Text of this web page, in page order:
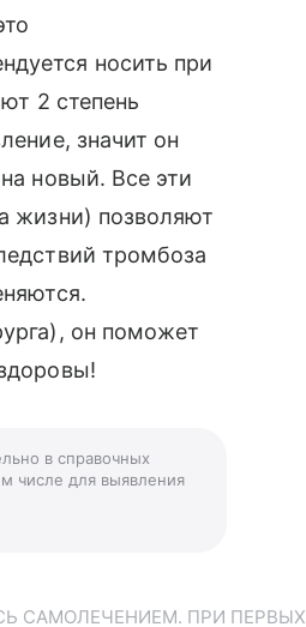
носить при
2 степень
значит он
новый. Все эти
жизни) позволяют
тромбоза
он поможет
в справочных
числе для выявления
ПРИ